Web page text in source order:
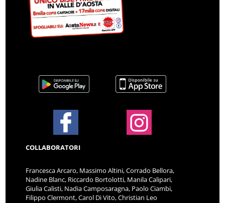
COLLABORATORI
Francesca Arcaro, Massimo Altini, Corrado Bellora,
Nadine Blanc, Riccardo Bortolotti, Manila Calipari,
Giulia Calisti, Nadia Camposaragna, Paolo Ciambi,
Filippo Clermont, Carol Di Vito, Christian Leo